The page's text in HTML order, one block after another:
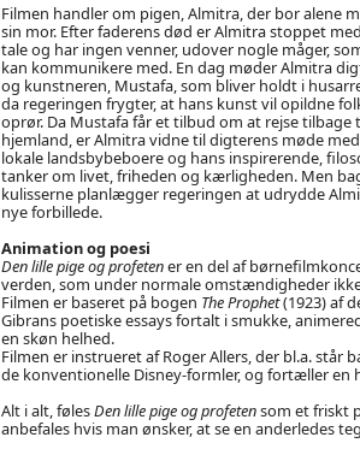
Filmen handler om pigen, Almitra, der bor alene
sin mor. Efter faderens død er Almitra stoppet
tale og har ingen venner, udover nogle måger,
kan kommunikere med. En dag møder Almitra
og kunstneren, Mustafa, som bliver holdt i
da regeringen frygter, at hans kunst vil opildne
oprør. Da Mustafa får et tilbud om at rejse tilbage
hjemland, er Almitra vidne til digterens møde
lokale landsbybeboere og hans inspirerende,
tanker om livet, friheden og kærligheden. Men
kulisserne planlægger regeringen at udrydde
nye forbillede.
Animation og poesi
Den lille pige og profetener en del af
verden, som under normale omstændigheder
Filmen er baseret på bogen The Prophet(1923) af
Gibrans poetiske essays fortalt i smukke,
en skøn helhed.
Filmen er instrueret af Roger Allers, der bl.a. står
de konventionelle Disney-formler, og fortæller
Alt i alt, følesDen lille pige og profetensom et friskt
anbefales hvis man ønsker, at se en anderledes